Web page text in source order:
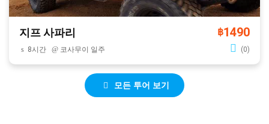
지프 사파리 ฿1490
8시간 코사무이 일주 (0)
모든 투어 보기